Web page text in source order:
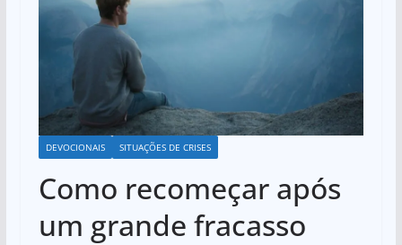
DEVOCIONAIS SITUAÇÕES DE CRISES
Como recomeçar após
um grande fracasso